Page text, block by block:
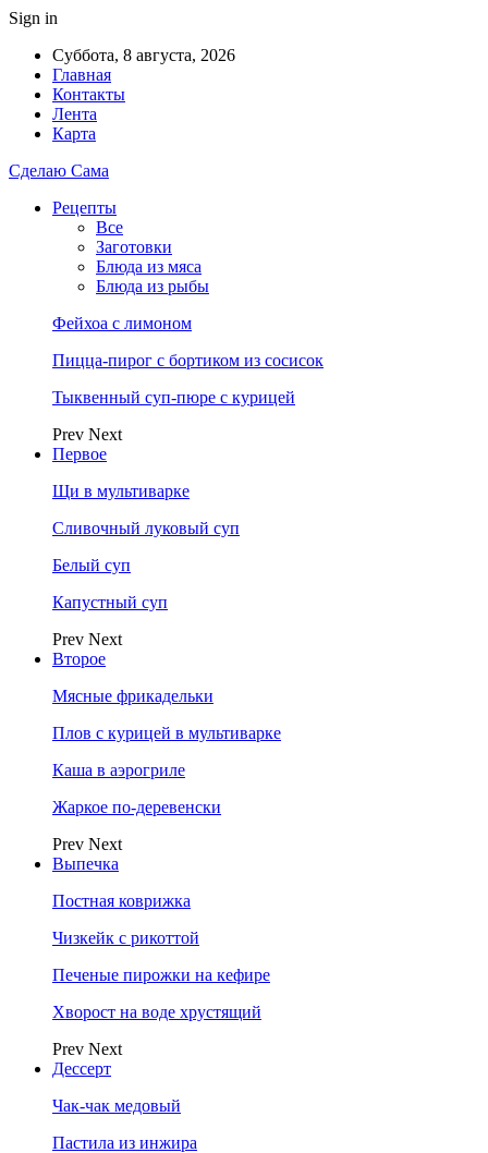
Sign in
Суббота, 8 августа, 2026
Главная
Контакты
Лента
Карта
Сделаю Сама
Рецепты
Все
Заготовки
Блюда из мяса
Блюда из рыбы
Фейхоа с лимоном
Пицца-пирог с бортиком из сосисок
Тыквенный суп-пюре с курицей
Prev Next
Первое
Щи в мультиварке
Сливочный луковый суп
Белый суп
Капустный суп
Prev Next
Второе
Мясные фрикадельки
Плов с курицей в мультиварке
Каша в аэрогриле
Жаркое по-деревенски
Prev Next
Выпечка
Постная коврижка
Чизкейк с рикоттой
Печеные пирожки на кефире
Хворост на воде хрустящий
Prev Next
Дессерт
Чак-чак медовый
Пастила из инжира